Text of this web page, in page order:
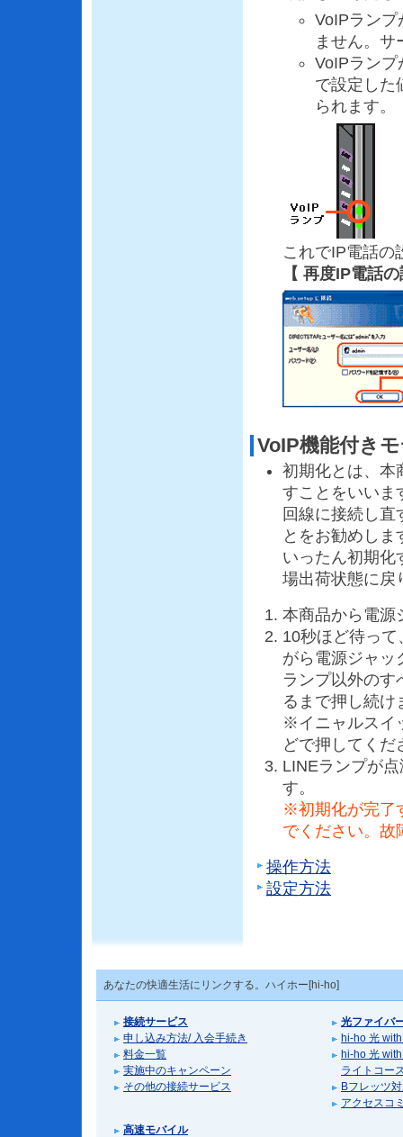
VoIPラン
ません。サ
VoIPラン
で設定した
られます。
これでIP電話の
【 再度IP電話
VoIP機能付き
初期化とは、本
すことをいいま
回線に接続し
とをお勧めしま
いったん初期化
場出荷状態に戻
本商品から電源
10秒ほど待っ
がら電源ジャッ
ランプ以外のす
るまで押し続け
※イニャルスイ
どで押してくだ
LINEランプが
す。
※初期化が完了
でください。故
操作方法
設定方法
あなたの快適生活にリンクする。ハイホー[hi-ho]
接続サービス
申し込み方法/ 入会手続き
料金一覧
実施中のキャンペーン
その他の接続サービス
高速モバイル
光ファイバ
hi-ho 光
hi-ho 光
ライトコー
Bフレッツ
アクセスコ